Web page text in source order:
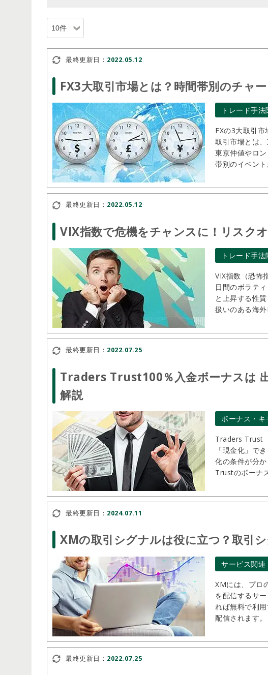
最終更新日： 2022.05.12
FX3大取引市場とは？時間帯別のチャ
トレード手法
FXの3大取引
取引市場とは
東京仲値やロ
帯別のイベント
最終更新日： 2022.05.12
VIX指数で危機をチャンスに！リスク
トレード手法
VIX指数（恐怖
日間のボラテ
と上昇する性
扱いのある海外
最終更新日： 2022.07.25
Traders Trust100％入金ボーナスは
解説
ボーナス・キ
Traders Trust
「現金化」で
化の条件が分
Trustのボーナ
最終更新日： 2024.07.11
XMの取引シグナルは役に立つ？取引
サービス関連
XMには、プロ
を配信するサ
れば無料で利
配信されます
最終更新日： 2022.07.25